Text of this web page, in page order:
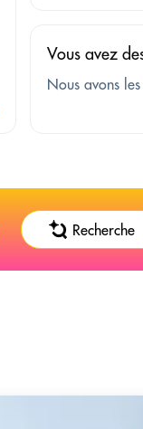
Vous avez
Nous avons
Recherche